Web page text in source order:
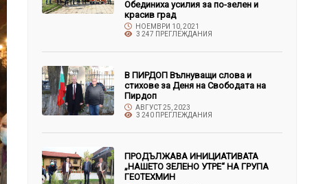
Обединиха усилия за по-зелен и
красив град
НОЕМВРИ 10, 2021
3 247 ПРЕГЛЕЖДАНИЯ
В ПИРДОП Вълнуващи слова и
стихове за Деня на Свободата на
Пирдоп
АВГУСТ 25, 2023
3 240 ПРЕГЛЕЖДАНИЯ
ПРОДЪЛЖАВА ИНИЦИАТИВАТА
„НАШЕТО ЗЕЛЕНО УТРЕ“ НА ГРУПА
ГЕОТЕХМИН